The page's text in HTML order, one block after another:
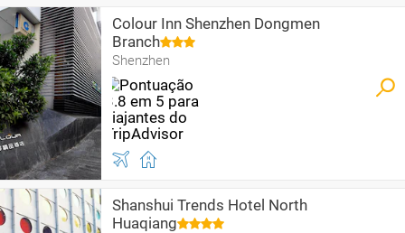
Colour Inn Shenzhen Dongmen
Branch
Shenzhen
Shanshui Trends Hotel North
Huaqiang